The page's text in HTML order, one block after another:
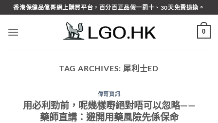
Skip
to
content
香港保健品偉哥網上購買平台，百分百正品假一罰十、30天免費退換。
0
TAG ARCHIVES: 犀利士ED
偉哥資訊
用必利勁前，呢幾樣嘢絕對唔可以忽略——
藥師直講：避開用藥風險先係保命